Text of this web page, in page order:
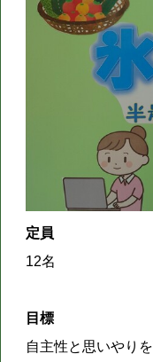
定員
12名
目標
自主性と思いやり